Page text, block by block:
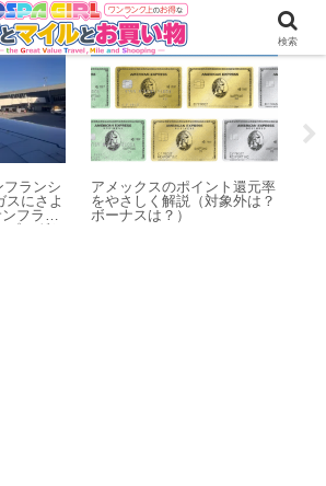
フランシ
スにさよ
フラン
ピングと
アメックスのポイント還元率
をやさしく解説（対象外は？
ボーナスは？）
検索